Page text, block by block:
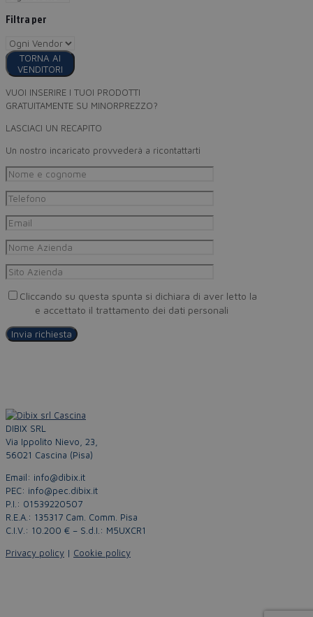
Filtra per
TORNA AI
VENDITORI
VUOI INSERIRE I TUOI PRODOTTI
GRATUITAMENTE SU MINORPREZZO?
LASCIACI UN RECAPITO
Un nostro incaricato provvederà a ricontattarti
Cliccando su questa spunta si dichiara di aver letto la
e accettato il trattamento dei dati personali
DIBIX SRL
Via Ippolito Nievo, 23,
56021 Cascina (Pisa)
Email: info@dibix.it
PEC: info@pec.dibix.it
P.I.: 01539220507
R.E.A.: 135317 Cam. Comm. Pisa
C.I.V.: 10.200 € – S.d.I.: M5UXCR1
Privacy policy | Cookie policy